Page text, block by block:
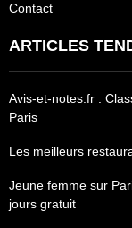
Contact
ARTICLES
Avis-et-notes.fr :
Paris
Les meilleurs
Jeune femme sur
jours gratuit